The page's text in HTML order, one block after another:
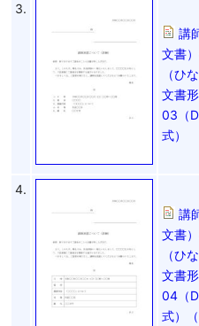
3.
講
文書
（ひ
文書
03（
式）
4.
講
文書
（ひ
文書
04（
式）